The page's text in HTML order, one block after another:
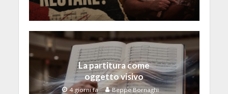
La partitura come
oggetto visivo
4 giorni fa Beppe Bornaghi